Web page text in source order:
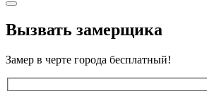
Вызвать замерщика
Замер в черте города бесплатный!